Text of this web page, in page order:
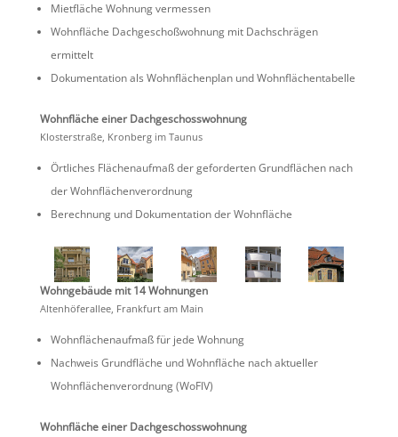
Mietfläche Wohnung vermessen
Wohnfläche Dachge­schoß­woh­nung mit Dachschrägen
ermittelt
Dokumen­ta­tion als Wohnflä­chen­plan und Wohnflächentabelle
Wohnfläche einer Dachgeschosswohnung
Kloster­straße, Kronberg im Taunus
Örtli­ches Flächen­aufmaß der gefor­derten Grund­flä­chen nach
der Wohnflächenverordnung
Berech­nung und Dokumen­ta­tion der Wohnfläche
Wohnge­bäude mit 14 Wohnungen
Alten­hö­fer­allee, Frank­furt am Main
Wohnflä­chen­aufmaß für jede Wohnung
Nachweis Grund­fläche und Wohnfläche nach aktueller
Wohnflä­chen­ver­ord­nung (WoFlV)
Wohnfläche einer Dachgeschosswohnung